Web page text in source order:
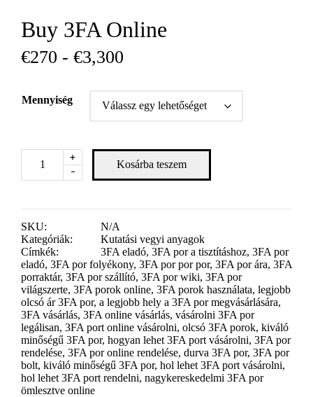
Buy 3FA Online
€270 - €3,300
Mennyiség
-
+
Kosárba teszem
SKU:
N/A
Kategóriák:
Kutatási vegyi anyagok
Címkék:
3FA eladó, 3FA por a tisztításhoz, 3FA por
eladó, 3FA por folyékony, 3FA por por por, 3FA por ára, 3FA
porraktár, 3FA por szállító, 3FA por wiki, 3FA por
világszerte, 3FA porok online, 3FA porok használata, legjobb
olcsó ár 3FA por, a legjobb hely a 3FA por megvásárlására,
3FA vásárlás, 3FA online vásárlás, vásárolni 3FA por
legálisan, 3FA port online vásárolni, olcsó 3FA porok, kiváló
minőségű 3FA por, hogyan lehet 3FA port vásárolni, 3FA por
rendelése, 3FA por online rendelése, durva 3FA por, 3FA por
bolt, kiváló minőségű 3FA por, hol lehet 3FA port vásárolni,
hol lehet 3FA port rendelni, nagykereskedelmi 3FA por
ömlesztve online